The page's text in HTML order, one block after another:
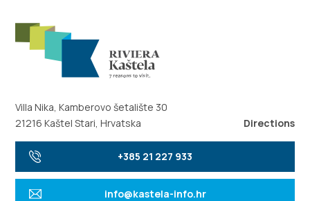
Villa Nika, Kamberovo šetalište 30
21216 Kaštel Stari, Hrvatska
Directions
+385 21 227 933
info@kastela-info.hr